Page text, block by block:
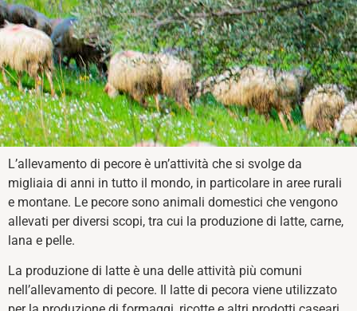
L’allevamento di pecore è un’attività che si svolge da
migliaia di anni in tutto il mondo, in particolare in aree rurali
e montane. Le pecore sono animali domestici che vengono
allevati per diversi scopi, tra cui la produzione di latte, carne,
lana e pelle.
La produzione di latte è una delle attività più comuni
nell’allevamento di pecore. Il latte di pecora viene utilizzato